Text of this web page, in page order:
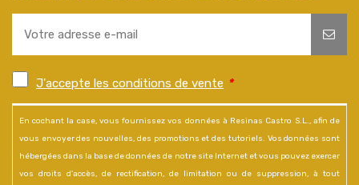
J'accepte les conditions de vente *
En cochant la case, vous fournissez vos données à Resinas Castro S.L., afin de
vous envoyer des nouvelles, des promotions et des tutoriels. Vos données sont
hébergées dans la base de données de notre site Internet et vous pouvez exercer
vos droits d'accès, de rectification, de limitation ou de suppression, à tout